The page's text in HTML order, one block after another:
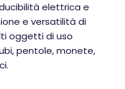
elettrica e
e versatilità di
oggetti di uso
pentole, monete,